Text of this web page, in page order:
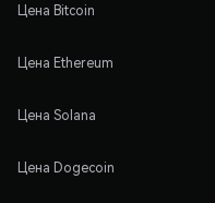
Цена Bitcoin
Цена Ethereum
Цена Solana
Цена Dogecoin